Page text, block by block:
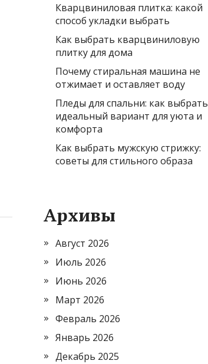
Кварцвиниловая плитка: какой
способ укладки выбрать
Как выбрать кварцвиниловую
плитку для дома
Почему стиральная машина не
отжимает и оставляет воду
Пледы для спальни: как выбрать
идеальный вариант для уюта и
комфорта
Как выбрать мужскую стрижку:
советы для стильного образа
Архивы
Август 2026
Июль 2026
Июнь 2026
Март 2026
Февраль 2026
Январь 2026
Декабрь 2025